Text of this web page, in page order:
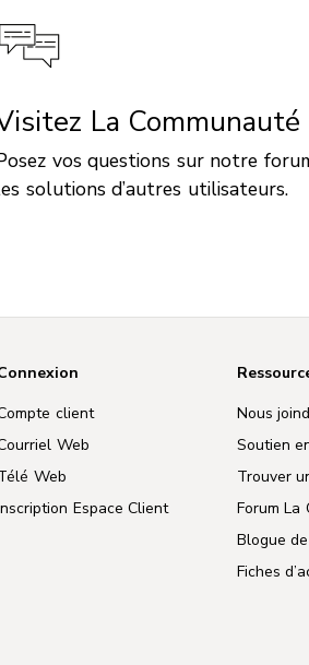
La Communauté
vos questions sur notre
solutions d’autres utilisateurs.
client
Web
Web
Espace Client
Nous
Soutien
Trouver
Forum La
Blogue
Fiches